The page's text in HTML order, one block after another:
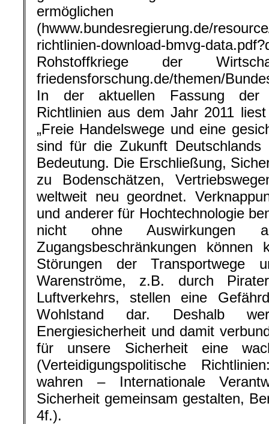
(hwww.bundesregierung.de/
richtlinien-download-bmvg-
Rohstoffkriege der
friedensforschung.de/themen/
In der aktuellen Fassung der
Richtlinien aus dem Jahr 2011
„Freie Handelswege und eine
sind für die Zukunft
Bedeutung. Die Erschließung,
zu Bodenschätzen,
weltweit neu geordnet.
und anderer für Hochtechnologie
nicht ohne Auswirkungen
Zugangsbeschränkungen können
Störungen der Transportwege
Warenströme, z.B. durch
Luftverkehrs, stellen eine
Wohlstand dar. Deshalb
Energiesicherheit und damit
für unsere Sicherheit eine
(Verteidigungspolitische
wahren – Internationale
Sicherheit gemeinsam gestalten,
4f.).